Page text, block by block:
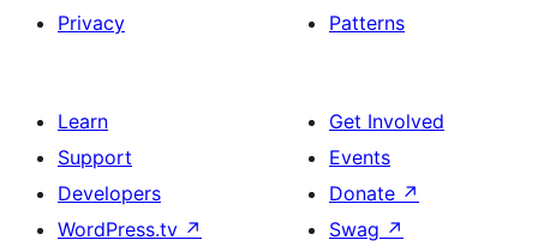
Privacy
Patterns
Learn
Support
Developers
WordPress.tv ↗
Get Involved
Events
Donate ↗
Swag ↗